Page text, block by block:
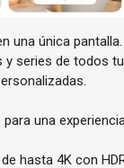
una única pantalla.
y series de todos
una
hasta 4K con